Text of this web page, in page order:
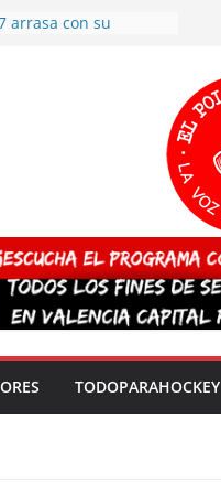
arrasa con su
España sub20
del mundo
vez!
TODOPARAHOCKEY